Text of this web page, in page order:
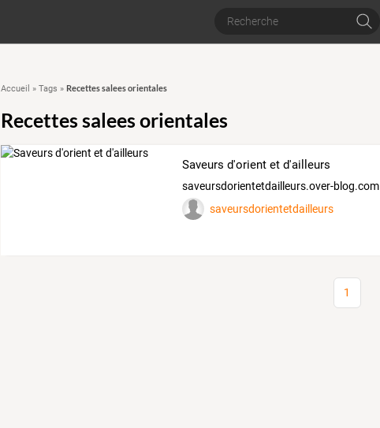
Accueil » Tags » Recettes salees orientales
Recettes salees orientales
Saveurs d'orient et d'ailleurs
saveursdorientetdailleurs.over-blog.com
saveursdorientetdailleurs
1